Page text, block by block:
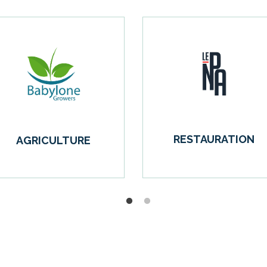
ORGANISATEUR BUREAU D’ÉTUDES